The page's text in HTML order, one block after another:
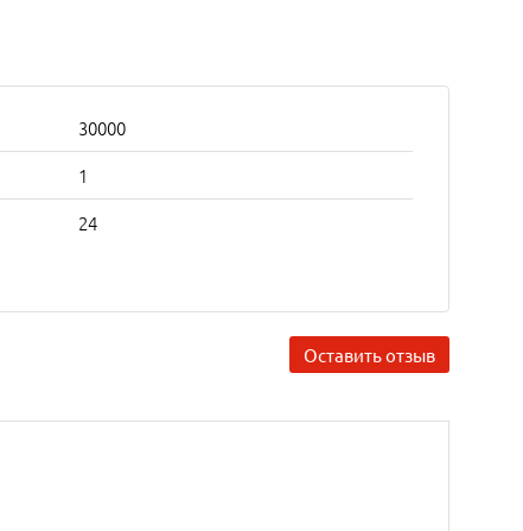
30000
1
24
Оставить отзыв